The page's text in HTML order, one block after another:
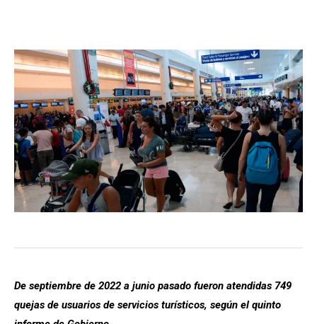
De septiembre de 2022 a junio pasado fueron atendidas 749
quejas de usuarios de servicios turísticos, según el quinto